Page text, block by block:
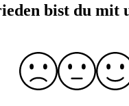
Qualität und strenge
10 Jahre Erfahrung
bist du mit